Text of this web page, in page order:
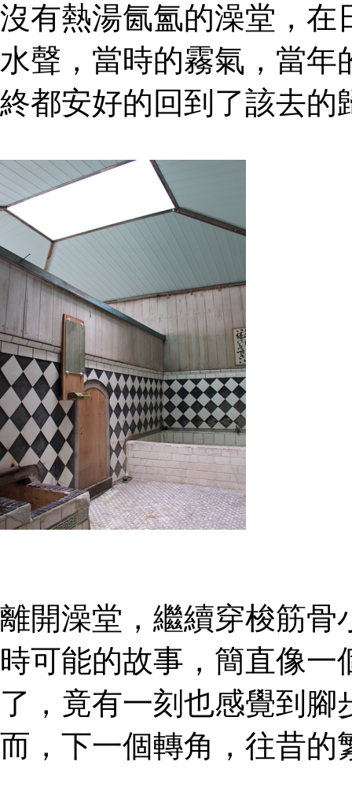
沒有熱湯氤氳的澡堂，在
水聲，當時的霧氣，當年
終都安好的回到了該去的
離開澡堂，繼續穿梭筋骨
時可能的故事，簡直像
了，竟有一刻也感覺到
而，下一個轉角，往昔的